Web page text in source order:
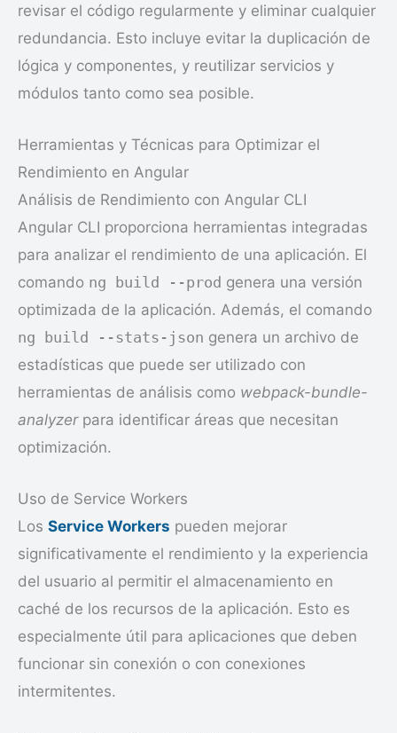
revisar el código regularmente y eliminar cualquier
redundancia. Esto incluye evitar la duplicación de
lógica y componentes, y reutilizar servicios y
módulos tanto como sea posible.
Herramientas y Técnicas para Optimizar el
Rendimiento en Angular
Análisis de Rendimiento con Angular CLI
Angular CLI proporciona herramientas integradas
para analizar el rendimiento de una aplicación. El
comando ng build --prod genera una versión
optimizada de la aplicación. Además, el comando
ng build --stats-json genera un archivo de
estadísticas que puede ser utilizado con
herramientas de análisis como webpack-bundle-
analyzerpara identificar áreas que necesitan
optimización.
Uso de Service Workers
Los Service Workers pueden mejorar
significativamente el rendimiento y la experiencia
del usuario al permitir el almacenamiento en
caché de los recursos de la aplicación. Esto es
especialmente útil para aplicaciones que deben
funcionar sin conexión o con conexiones
intermitentes.